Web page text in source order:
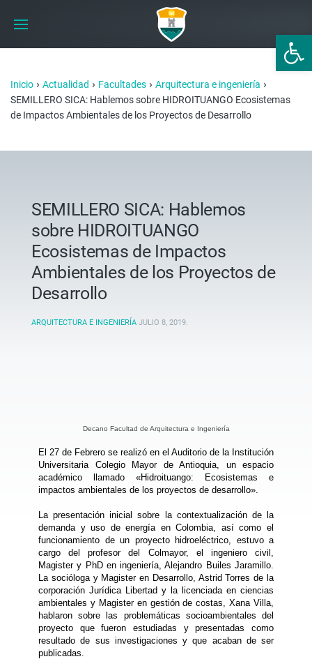
Abrir
Inicio › Actualidad › Facultades › Arquitectura e ingeniería ›
SEMILLERO SICA: Hablemos sobre HIDROITUANGO Ecosistemas
de Impactos Ambientales de los Proyectos de Desarrollo
SEMILLERO SICA: Hablemos
sobre HIDROITUANGO
Ecosistemas de Impactos
Ambientales de los Proyectos de
Desarrollo
ARQUITECTURA E INGENIERÍA JULIO 8, 2019.
Decano Facultad de Arquitectura e Ingeniería
El 27 de Febrero se realizó en el Auditorio de la Institución
Universitaria Colegio Mayor de Antioquia, un espacio
académico llamado «Hidroituango: Ecosistemas e
impactos ambientales de los proyectos de desarrollo».
La presentación inicial sobre la contextualización de la
demanda y uso de energía en Colombia, así como el
funcionamiento de un proyecto hidroeléctrico, estuvo a
cargo del profesor del Colmayor, el ingeniero civil,
Magister y PhD en ingeniería, Alejandro Builes Jaramillo.
La socióloga y Magister en Desarrollo, Astrid Torres de la
corporación Jurídica Libertad y la licenciada en ciencias
ambientales y Magister en gestión de costas, Xana Villa,
hablaron sobre las problemáticas socioambientales del
proyecto que fueron estudiadas y presentadas como
resultado de sus investigaciones y que acaban de ser
publicadas.